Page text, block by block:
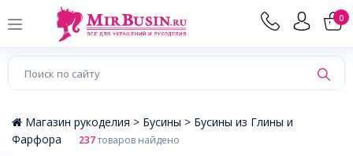
0
×
Магазин рукоделия > Бусины > Бусины из Глины и
Фарфора
237товаров найдено